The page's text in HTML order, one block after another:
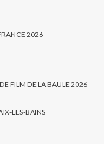
2026
FILM DE LA BAULE 2026
LES-BAINS